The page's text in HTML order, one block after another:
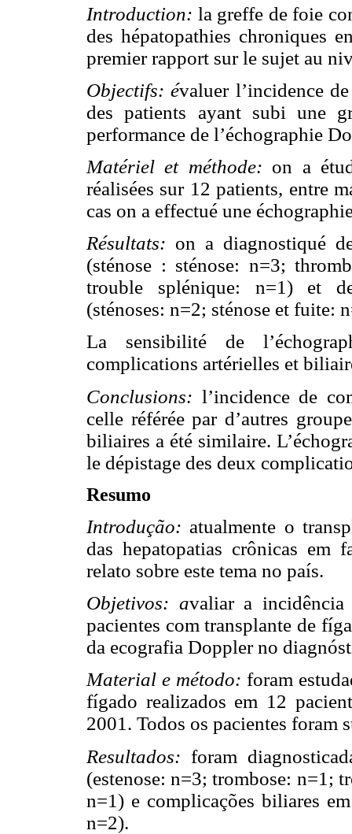
Introduction: la greffe de foie
des hépatopathies chroniques
premier rapport sur le sujet au
Objectifs: évaluer l’incidence
des patients ayant subi une
performance de l’échographie
Matériel et méthode: on a
réalisées sur 12 patients, entre
cas on a effectué une
Résultats: on a diagnostiqué
(sténose : sténose: n=3;
trouble splénique: n=1) et
(sténoses: n=2; sténose et fuite:
La sensibilité de
complications artérielles et
Conclusions: l’incidence de
celle référée par d’autres
biliaires a été similaire.
le dépistage des deux
Resumo
Introdução: atualmente o
das hepatopatias crônicas em
relato sobre este tema no país.
Objetivos: avaliar a incidência
pacientes com transplante de
da ecografia Doppler no
Material e método: foram
fígado realizados em 12
2001. Todos os pacientes foram
Resultados: foram
(estenose: n=3; trombose: n=1;
n=1) e complicações biliares
n=2).